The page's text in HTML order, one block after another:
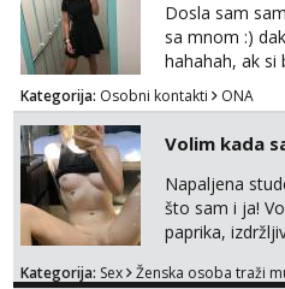
Dosla sam
sa mnom :)
hahahah, ak si
razmislit za
tamo, cekam
Kategorija: Osobni kontakti ONA
Volim kada
Napaljena
što sam i ja!
paprika,
bilo kad i bilo
Kategorija: Sex Ženska osoba traži